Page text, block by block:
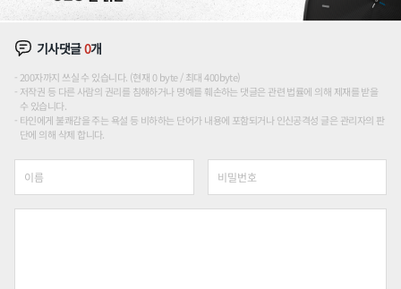
기사댓글0개
200자까지 쓰실 수 있습니다. (현재 0 byte / 최대 400byte)
저작권 등 다른 사람의 권리를 침해하거나 명예를 훼손하는 댓글은 관련 법률에 의해 제재를 받을
수 있습니다.
타인에게 불쾌감을 주는 욕설 등 비하하는 단어가 내용에 포함되거나 인신공격성 글은 관리자의 판
단에 의해 삭제 합니다.